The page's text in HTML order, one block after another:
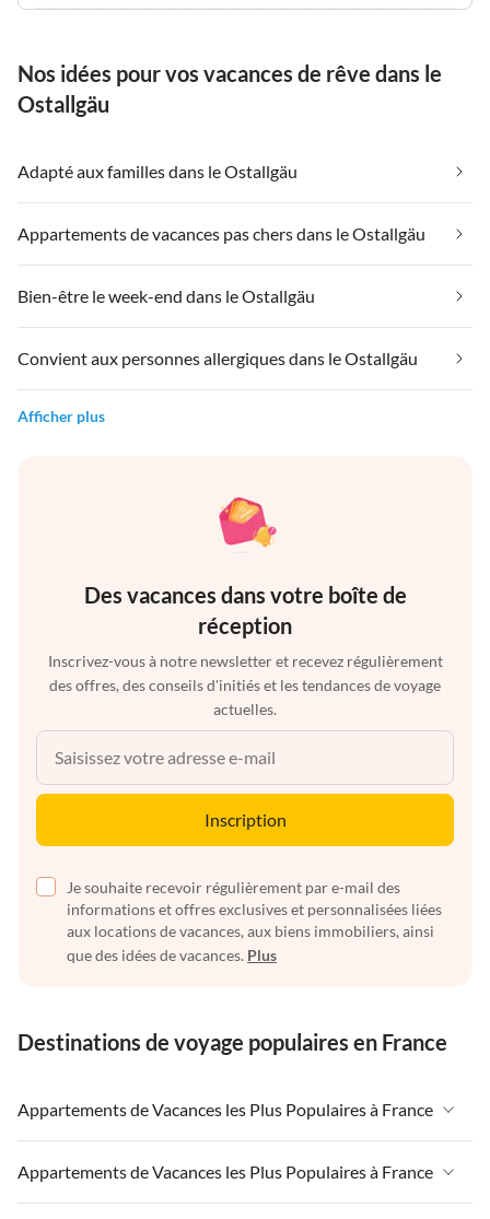
Nos idées pour vos vacances de rêve dans le
Ostallgäu
Adapté aux familles dans le Ostallgäu
Appartements de vacances pas chers dans le Ostallgäu
Bien-être le week-end dans le Ostallgäu
Convient aux personnes allergiques dans le Ostallgäu
Afficher plus
Des vacances dans votre boîte de
réception
Inscrivez-vous à notre newsletter et recevez régulièrement
des offres, des conseils d'initiés et les tendances de voyage
actuelles.
Inscription
Je souhaite recevoir régulièrement par e-mail des
informations et offres exclusives et personnalisées liées
aux locations de vacances, aux biens immobiliers, ainsi
que des idées de vacances. Plus
Destinations de voyage populaires en France
Appartements de Vacances les Plus Populaires à France
Appartements de Vacances à France
Appartements de Vacances à Paris-Ile de France
Appartements de Vacances les Plus Populaires à France